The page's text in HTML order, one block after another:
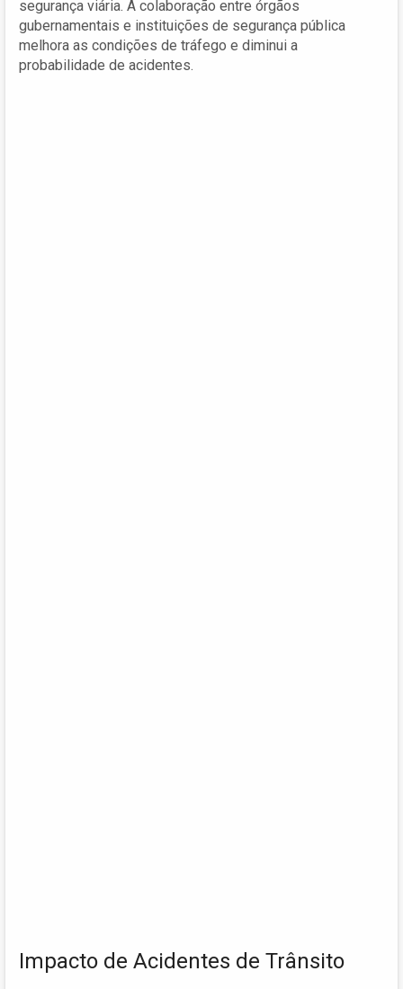
segurança viária. A colaboração entre órgãos
gubernamentais e instituições de segurança pública
melhora as condições de tráfego e diminui a
probabilidade de acidentes.
Impacto de Acidentes de Trânsito